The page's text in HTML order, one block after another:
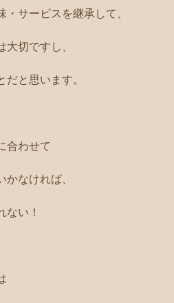
サービスを継承して、
切ですし、
と思います。
合わせて
なければ、
ない！